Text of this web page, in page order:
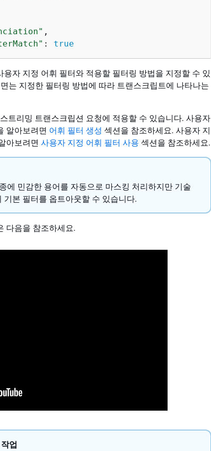
,
: true
자 지정 어휘 필터와 적용할 필터링 방법을 지정할 수 있
는 지정한 필터링 방법에 따라 트랜스크립트에 나타나는
트리밍 트랜스크립션 요청에 적용할 수 있습니다. 사용자
알아보려면 어휘 필터 생성 섹션을 참조하세요. 사용자 지
아보려면 사용자 지정 어휘 필터 사용 섹션을 참조하세요.
에 민감한 용어를 자동으로 마스킹 처리하지만 기술
기본 필터를 옵트아웃할 수 있습니다.
다음을 참조하세요.
업